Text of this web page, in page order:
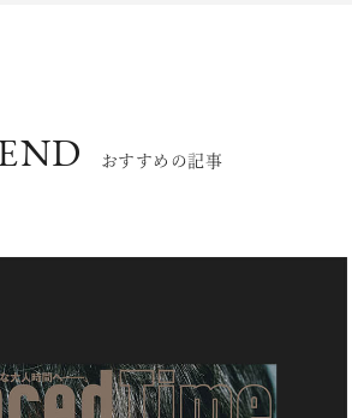
世代のライフスタイル
おすすめの記事